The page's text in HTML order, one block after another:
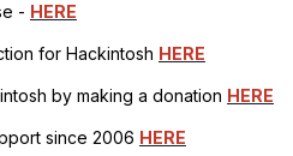
- HERE
for Hackintosh HERE
by making a donation HERE
since 2006 HERE